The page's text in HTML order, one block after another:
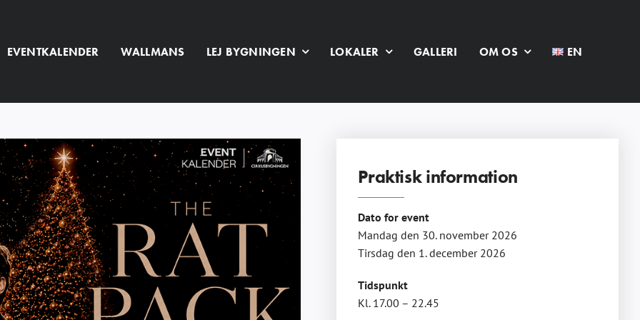
EVENTKALENDER WALLMANS LEJ BYGNINGEN LOKALER GALLERI OM OS EN
Praktisk information
Dato for event
Mandag den 30. november 2026
Tirsdag den 1. december 2026
Tidspunkt
Kl. 17.00 – 22.45